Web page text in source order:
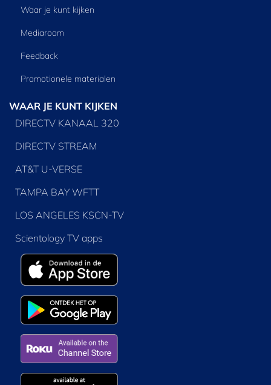
Waar je kunt kijken
Mediaroom
Feedback
Promotionele materialen
WAAR JE KUNT KIJKEN
DIRECTV KANAAL 320
DIRECTV STREAM
AT&T U-VERSE
TAMPA BAY WFTT
LOS ANGELES KSCN-TV
Scientology TV apps